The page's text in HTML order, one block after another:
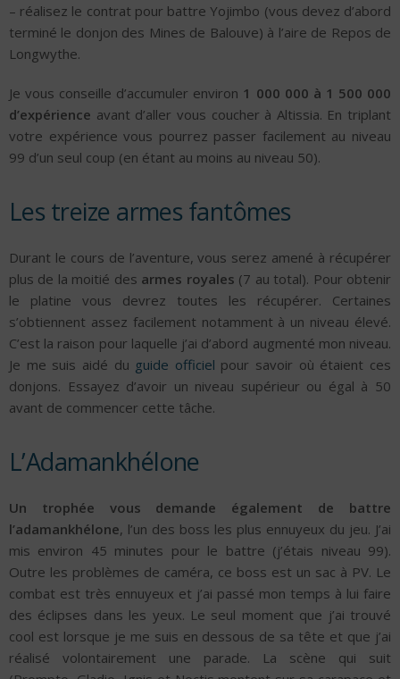
– réalisez le contrat pour battre Yojimbo (vous devez d’abord
terminé le donjon des Mines de Balouve) à l’aire de Repos de
Longwythe.
Je vous conseille d’accumuler environ 1 000 000 à 1 500 000
d’expérience avant d’aller vous coucher à Altissia. En triplant
votre expérience vous pourrez passer facilement au niveau
99 d’un seul coup (en étant au moins au niveau 50).
Les treize armes fantômes
Durant le cours de l’aventure, vous serez amené à récupérer
plus de la moitié des armes royales (7 au total). Pour obtenir
le platine vous devrez toutes les récupérer. Certaines
s’obtiennent assez facilement notamment à un niveau élevé.
C’est la raison pour laquelle j’ai d’abord augmenté mon niveau.
Je me suis aidé du guide officiel pour savoir où étaient ces
donjons. Essayez d’avoir un niveau supérieur ou égal à 50
avant de commencer cette tâche.
L’Adamankhélone
Un trophée vous demande également de battre
l’adamankhélone, l’un des boss les plus ennuyeux du jeu. J’ai
mis environ 45 minutes pour le battre (j’étais niveau 99).
Outre les problèmes de caméra, ce boss est un sac à PV. Le
combat est très ennuyeux et j’ai passé mon temps à lui faire
des éclipses dans les yeux. Le seul moment que j’ai trouvé
cool est lorsque je me suis en dessous de sa tête et que j’ai
réalisé volontairement une parade. La scène qui suit